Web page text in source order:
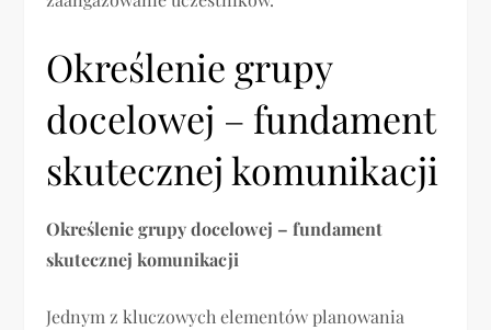
Określenie grupy
docelowej – fundament
skutecznej komunikacji
Określenie grupy docelowej – fundament
skutecznej komunikacji
Jednym z kluczowych elementów planowania